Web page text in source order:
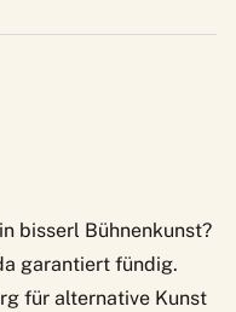
bisserl Bühnenkunst?
garantiert fündig.
für alternative Kunst